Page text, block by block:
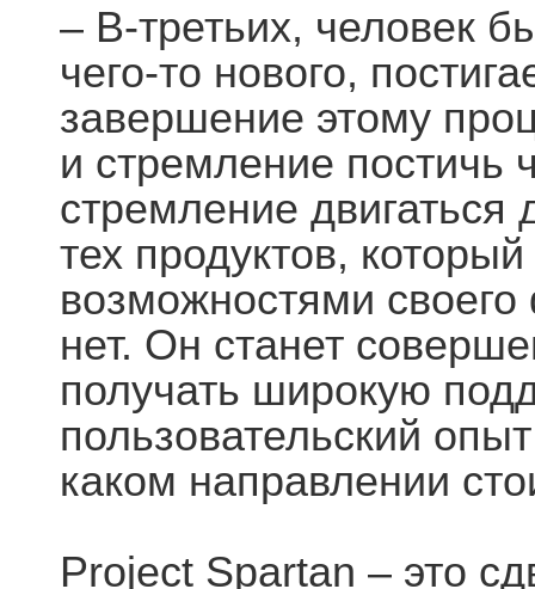
– В-третьих, человек
чего-то нового,
завершение этому
и стремление постичь
стремление
тех продуктов,
возможностями
нет. Он станет
получать широкую
пользовательский
каком направлении
Project Spartan – это